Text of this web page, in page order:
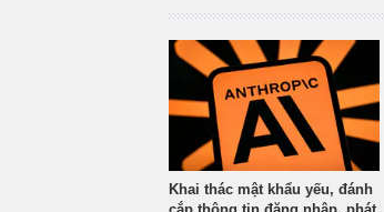
Khai thác mật khẩu yếu, đánh